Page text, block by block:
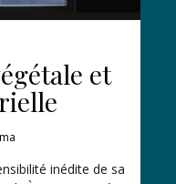
et
inédite de sa